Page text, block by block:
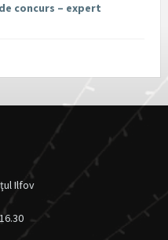
concurs – expert
Ilfov